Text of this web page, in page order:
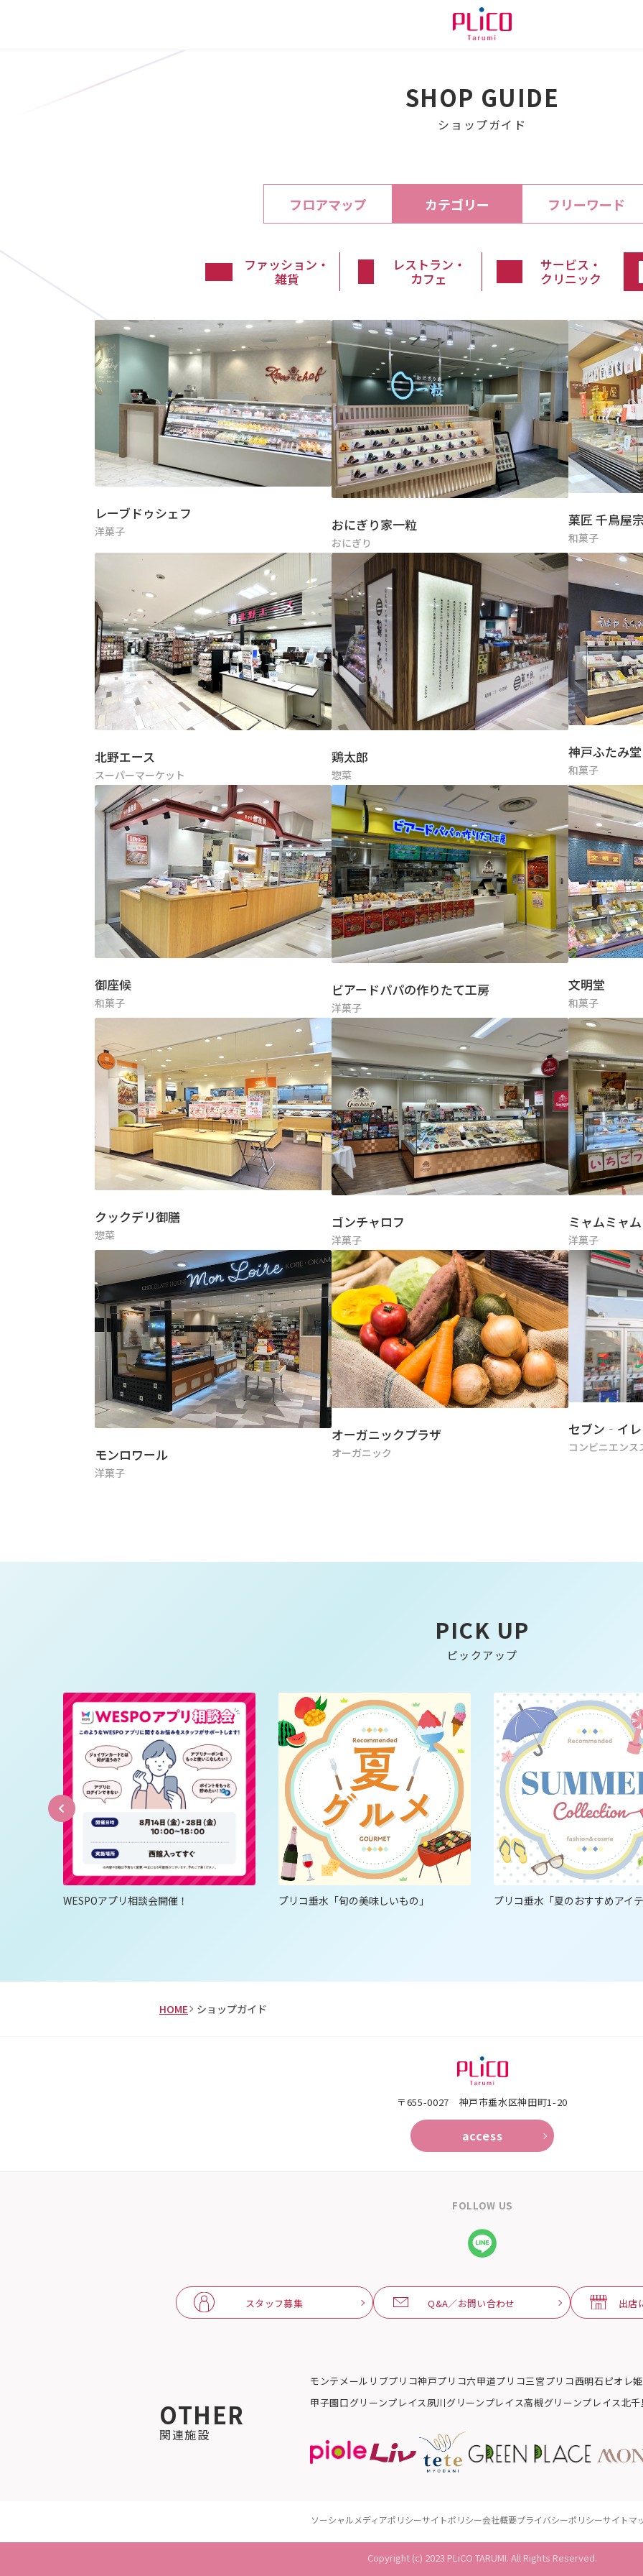
SHOP GUIDE
ショップガイド
フロアマップ カテゴリー フリーワード
ファッション・
雑貨
レストラン・
カフェ
サービス・
クリニック
レーブドゥシェフ
洋菓子 おにぎり家一粒
おにぎり
菓匠 千鳥屋
和菓子
北野エース
スーパーマーケット
鶏太郎
惣菜
神戸ふたみ堂
和菓子
御座候
和菓子
ビアードパパの作りたて工房
洋菓子
文明堂
和菓子
クックデリ御膳
惣菜
ゴンチャロフ
洋菓子
ミャムミャム
洋菓子
モンロワール
洋菓子
オーガニックプラザ
オーガニック
セブン‐イ
コンビニエンス
PICK UP
ピックアップ
WESPOアプリ相談会開催！ プリコ垂水「旬の美味しいもの」 プリコ垂水「夏のおすすめアイ
HOME ショップガイド
〒655-0027 神戸市垂水区神田町1-20
access
FOLLOW US
スタッフ募集 Q&A／お問い合わせ 出店
OTHER
関連施設
モンテメール リブプリコ神戸プリコ六甲道プリコ三宮プリコ西明石ピオレ
甲子園口グリーンプレイス 夙川グリーンプレイス高槻グリーンプレイス北
ソーシャルメディアポリシーサイトポリシー会社概要プライバシーポリシーサイトマ
Copyright (c) 2023 PLiCO TARUMI. All Rights Reserved.